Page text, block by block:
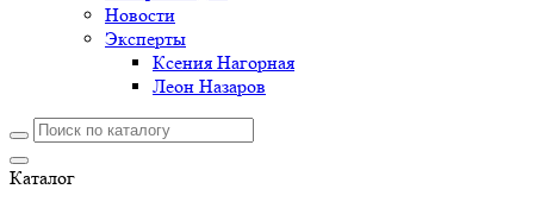
Новости
Эксперты
Ксения Нагорная
Леон Назаров
Каталог